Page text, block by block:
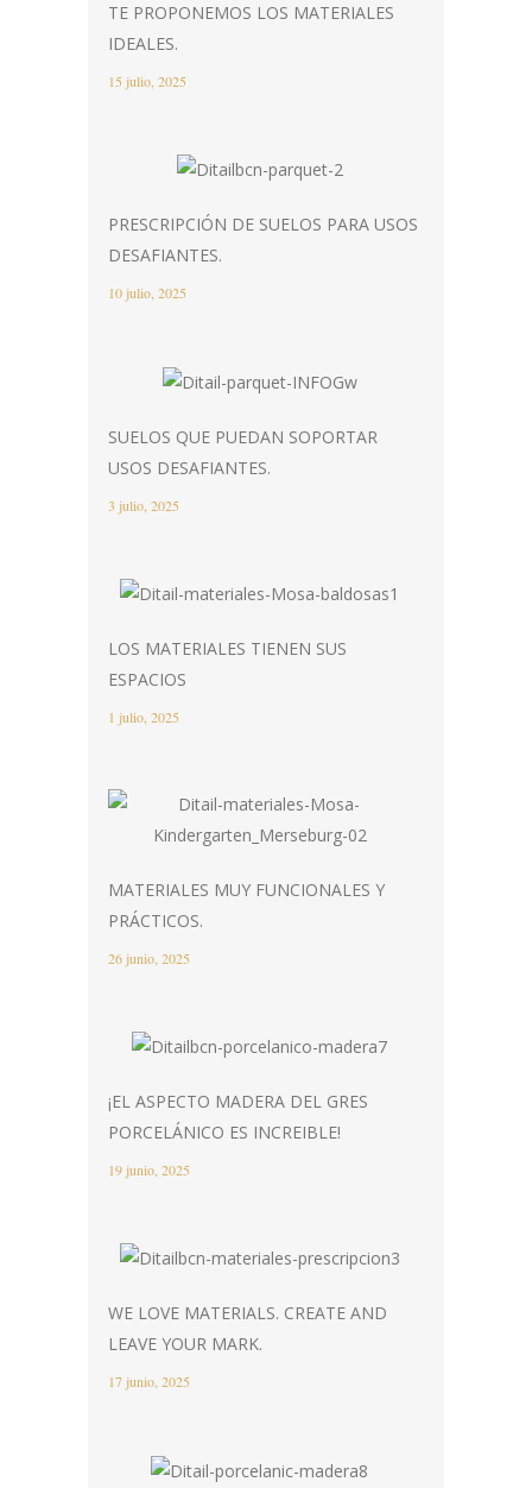
TE PROPONEMOS LOS MATERIALES
IDEALES.
15 julio, 2025
PRESCRIPCIÓN DE SUELOS PARA USOS
DESAFIANTES.
10 julio, 2025
SUELOS QUE PUEDAN SOPORTAR
USOS DESAFIANTES.
3 julio, 2025
LOS MATERIALES TIENEN SUS
ESPACIOS
1 julio, 2025
MATERIALES MUY FUNCIONALES Y
PRÁCTICOS.
26 junio, 2025
¡EL ASPECTO MADERA DEL GRES
PORCELÁNICO ES INCREIBLE!
19 junio, 2025
WE LOVE MATERIALS. CREATE AND
LEAVE YOUR MARK.
17 junio, 2025